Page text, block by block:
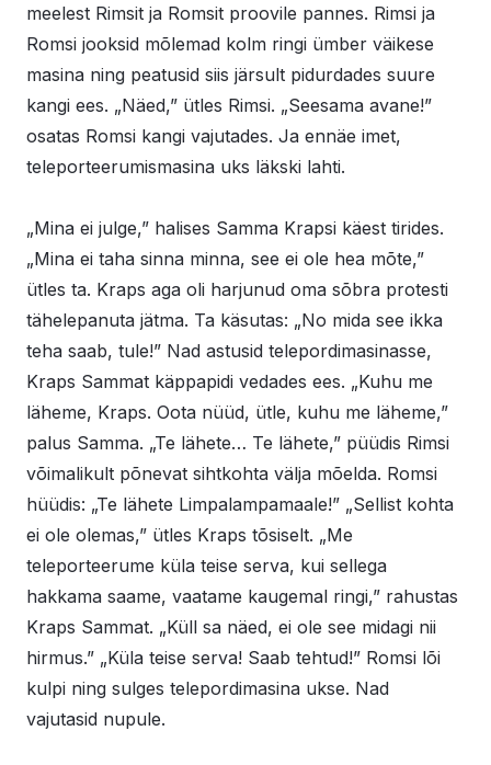
meelest Rimsit ja Romsit proovile pannes. Rimsi ja
Romsi jooksid mõlemad kolm ringi ümber väikese
masina ning peatusid siis järsult pidurdades suure
kangi ees. „Näed,” ütles Rimsi. „Seesama avane!”
osatas Romsi kangi vajutades. Ja ennäe imet,
teleporteerumismasina uks läkski lahti.
„Mina ei julge,” halises Samma Krapsi käest tirides.
„Mina ei taha sinna minna, see ei ole hea mõte,”
ütles ta. Kraps aga oli harjunud oma sõbra protesti
tähelepanuta jätma. Ta käsutas: „No mida see ikka
teha saab, tule!” Nad astusid telepordimasinasse,
Kraps Sammat käppapidi vedades ees. „Kuhu me
läheme, Kraps. Oota nüüd, ütle, kuhu me läheme,”
palus Samma. „Te lähete… Te lähete,” püüdis Rimsi
võimalikult põnevat sihtkohta välja mõelda. Romsi
hüüdis: „Te lähete Limpalampamaale!” „Sellist kohta
ei ole olemas,” ütles Kraps tõsiselt. „Me
teleporteerume küla teise serva, kui sellega
hakkama saame, vaatame kaugemal ringi,” rahustas
Kraps Sammat. „Küll sa näed, ei ole see midagi nii
hirmus.” „Küla teise serva! Saab tehtud!” Romsi lõi
kulpi ning sulges telepordimasina ukse. Nad
vajutasid nupule.